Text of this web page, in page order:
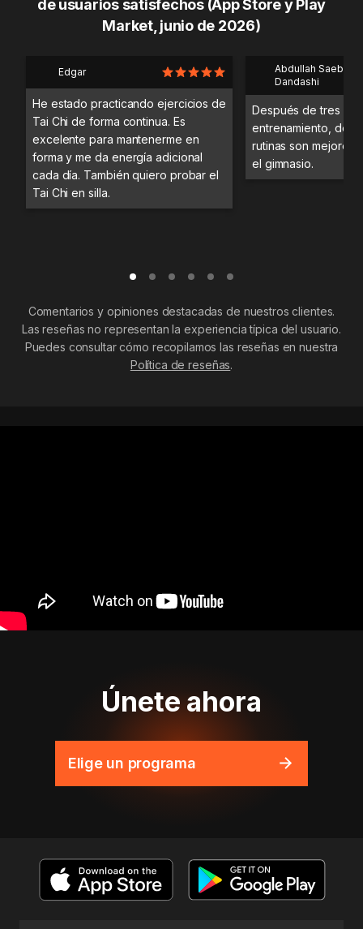
de usuarios satisfechos (App Store y Play
Market, junio de 2026)
Edgar
He estado practicando ejercicios de
Tai Chi de forma continua. Es
excelente para mantenerme en
forma y me da energía adicional
cada día. También quiero probar el
Tai Chi en silla.
Abdullah Saeb Al
Dandashi
Después de tres
entrenamiento,
rutinas son mejores
el gimnasio.
Comentarios y opiniones destacadas de nuestros clientes.
Las reseñas no representan la experiencia típica del usuario.
Puedes consultar cómo recopilamos las reseñas en nuestra
Política de reseñas.
Únete ahora
Elige un programa